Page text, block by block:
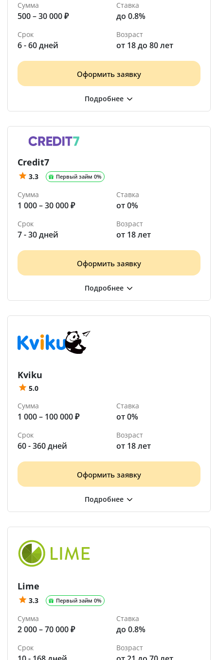
Сумма
500 – 30 000 ₽
Ставка
до 0.8%
Срок
6 - 60 дней
Возраст
от 18 до 80 лет
Оформить заявку
Credit7
3.3 Первый займ 0%
Сумма
1 000 – 30 000 ₽
Ставка
от 0%
Срок
7 - 30 дней
Возраст
от 18 лет
Оформить заявку
Kviku
5.0
Сумма
1 000 – 100 000 ₽
Ставка
от 0%
Срок
60 - 360 дней
Возраст
от 18 лет
Оформить заявку
Lime
3.3 Первый займ 0%
Сумма
2 000 – 70 000 ₽
Ставка
до 0.8%
Срок Возраст